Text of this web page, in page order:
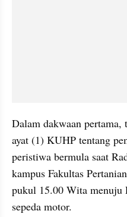
Dalam dakwaan pertama,
ayat (1) KUHP tentang
peristiwa bermula saat
kampus Fakultas
pukul 15.00 Wita menuju
sepeda motor.